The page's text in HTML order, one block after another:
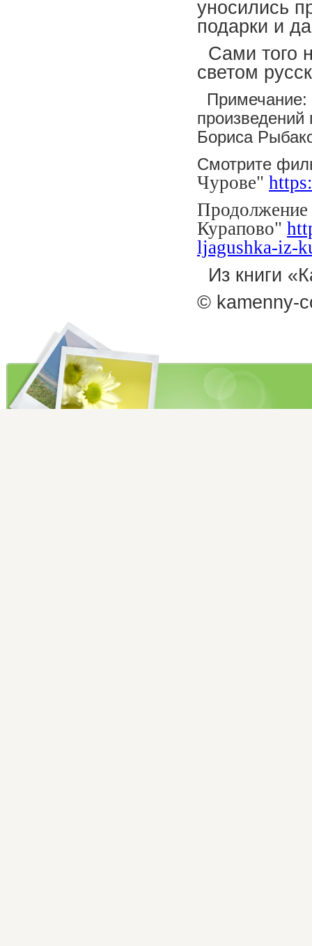
уносились
подарки и
Сами того
светом
Примечание:
Бориса
Смотрите
Чурове"
Продолжение
Курапово"
ljagushka-iz-
Из книги
© kamenny-